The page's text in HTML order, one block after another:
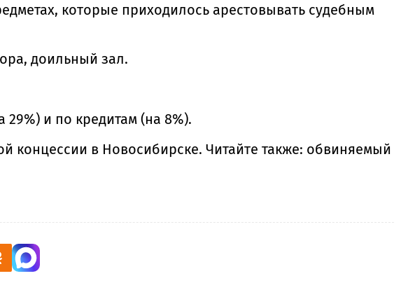
которые приходилось арестовывать судебным
доильный зал.
и по кредитам (на 8%).
концессии в Новосибирске. Читайте также: обвиняемый